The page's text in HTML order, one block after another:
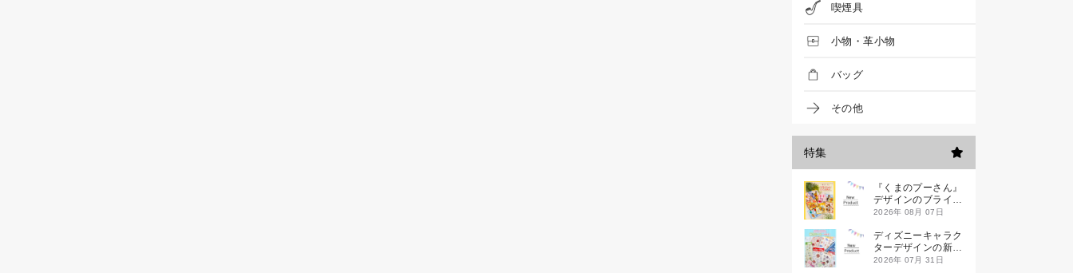
喫煙具
小物・革小物
バッグ
その他
特集
『くまのプーさん』
デザインのブライン
ドミニハンドタオル
2026年 08月 07日
ディズニーキャラク
ターデザインの新作
シールが一挙発売
2026年 07月 31日